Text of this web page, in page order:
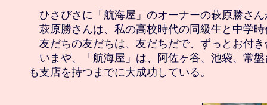
ひさびさに「航海屋」のオーナーの萩原勝さ
萩原勝さんは、私の高校時代の同級生と中学時
友だちの友だちは、友だちだで、ずっとお付
いまや、「航海屋」は、阿佐ヶ谷、池袋、常